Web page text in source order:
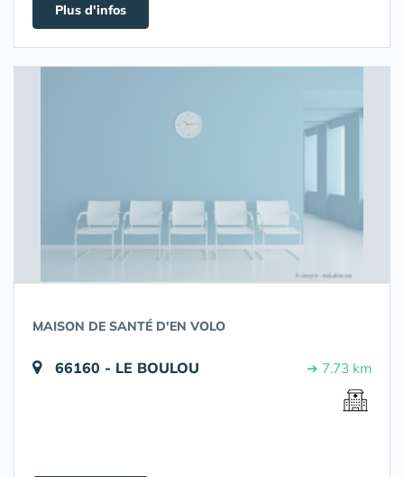
Plus d'infos
MAISON DE SANTÉ D'EN VOLO
66160 - LE BOULOU ➔ 7.73 km